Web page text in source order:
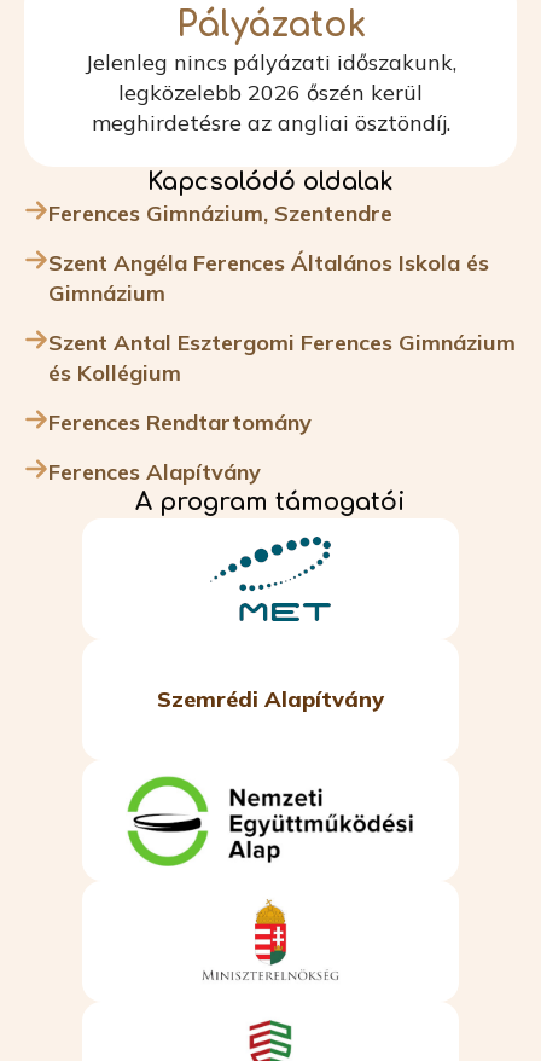
Pályázatok
Jelenleg nincs pályázati időszakunk,
legközelebb 2026 őszén kerül
meghirdetésre az angliai ösztöndíj.
Kapcsolódó oldalak
Ferences Gimnázium, Szentendre
Szent Angéla Ferences Általános Iskola és
Gimnázium
Szent Antal Esztergomi Ferences Gimnázium
és Kollégium
Ferences Rendtartomány
Ferences Alapítvány
A program támogatói
Szemrédi Alapítvány